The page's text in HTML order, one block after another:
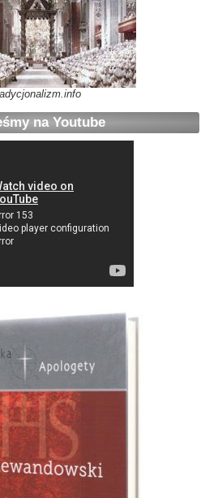
na Youtube